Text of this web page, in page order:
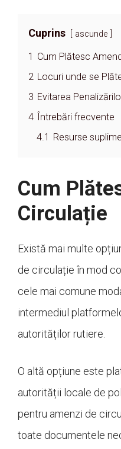
Cuprins ascunde
1 Cum Plătesc
2 Locuri unde se
3 Evitarea
4
Întrebări frecvente
4.1
Resurse
Cum
Circulație
Există mai multe
de circulație în mod
cele mai comune
intermediul
autorităților rutiere.
O altă opțiune este
autorității locale de
pentru amenzi de
toate documentele